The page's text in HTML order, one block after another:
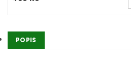
POPIS